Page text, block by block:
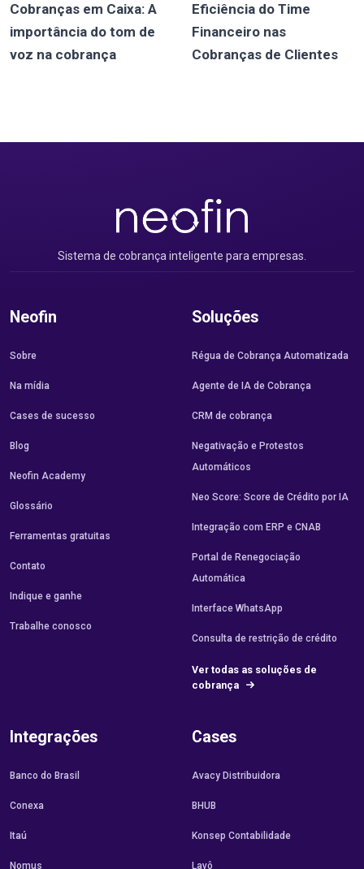
Cobranças em Caixa: A
importância do tom de
voz na cobrança
Eficiência do Time
Financeiro nas
Cobranças de Clientes
Sistema de cobrança inteligente para empresas.
Neofin
Sobre
Na mídia
Cases de sucesso
Blog
Neofin Academy
Glossário
Ferramentas gratuitas
Contato
Indique e ganhe
Trabalhe conosco
Soluções
Régua de Cobrança Automatizada
Agente de IA de Cobrança
CRM de cobrança
Negativação e Protestos
Automáticos
Neo Score: Score de Crédito por IA
Integração com ERP e CNAB
Portal de Renegociação
Automática
Interface WhatsApp
Consulta de restrição de crédito
Ver todas as soluções de
cobrança
Integrações
Banco do Brasil
Conexa
Itaú
Nomus
Cases
Avacy Distribuidora
BHUB
Konsep Contabilidade
Lavô